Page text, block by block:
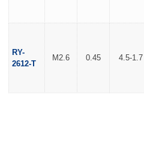
RY-
2612-T
M2.6 0.45 4.5-1.7